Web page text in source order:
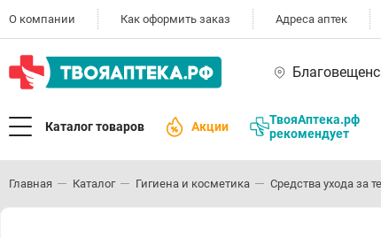
О компании Как оформить заказ Адреса аптек
Каталог товаров Акции
ТвояАптека.рф
рекомендует
Главная Каталог Гигиена и косметика Средства ухода за